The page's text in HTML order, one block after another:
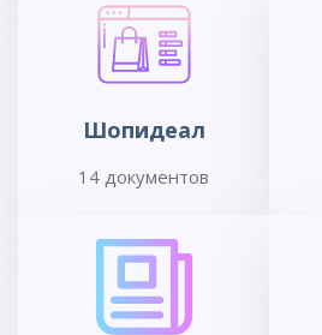
Шопидеал
14 документов